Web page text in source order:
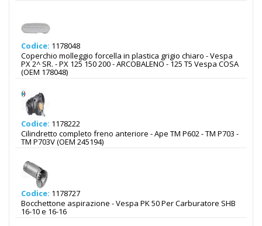
Codice: 1178048
Coperchio molleggio forcella in plastica grigio chiaro - Vespa
PX 2^ SR. - PX 125 150 200 - ARCOBALENO - 125 T5 Vespa COSA
(OEM 178048)
Codice: 1178222
Cilindretto completo freno anteriore - Ape TM P602 - TM P703 -
TM P703V (OEM 245194)
Codice: 1178727
Bocchettone aspirazione - Vespa PK 50 Per Carburatore SHB
16-10 e 16-16